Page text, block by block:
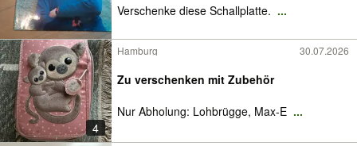
Verschenke diese Schallplatte. ...
4
Hamburg 30.07.2026
Zu verschenken mit Zubehör
Nur Abholung: Lohbrügge, Max-E ...